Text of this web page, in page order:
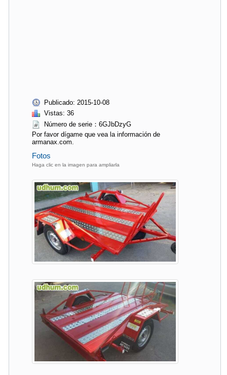
Publicado: 2015-10-08
Vistas: 36
Número de serie：6GJbDzyG
Por favor dígame que vea la información de
armanax.com.
Fotos
Haga clic en la imagen para ampliarla